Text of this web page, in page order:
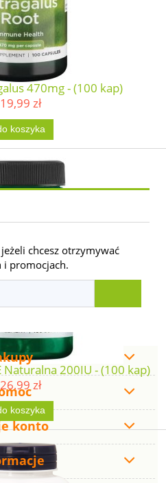
470mg - (100 kap)
19,99 zł
koszyka
Naturalna 200IU - (100 kap)
26,99 zł
koszyka
chcesz otrzymywać
i promocjach.
konto